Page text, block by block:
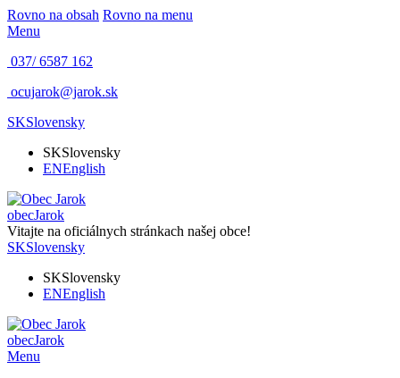
Rovno na obsah Rovno na menu
Menu
037/ 6587 162
ocujarok@jarok.sk
SKSlovensky
SKSlovensky
ENEnglish
obecJarok
Vitajte na oficiálnych stránkach našej obce!
SKSlovensky
SKSlovensky
ENEnglish
obecJarok
Menu